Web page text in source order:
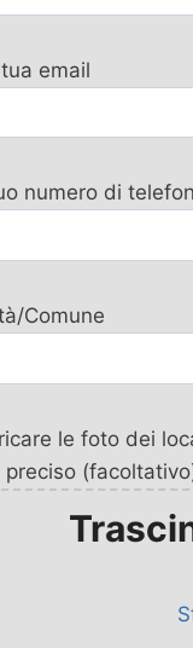
email
numero di
Comune
le foto dei
preciso